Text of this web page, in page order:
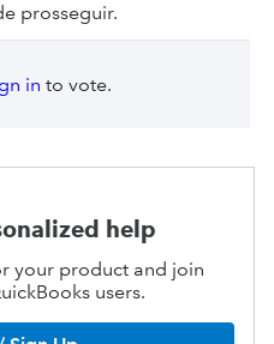
prosseguir.
in to vote.
help
your product and join
users.